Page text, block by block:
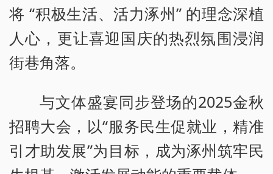
将 “积极生活、活力涿州” 的理念深植
人心，更让喜迎国庆的热烈氛围浸润
街巷角落。
与文体盛宴同步登场的2025金秋
招聘大会，以“服务民生促就业，精准
引才助发展”为目标，成为涿州筑牢民